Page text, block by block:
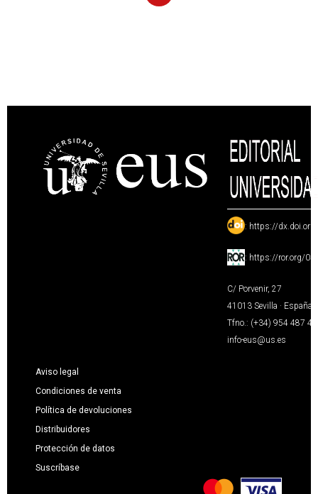
: https://
: https://ror.org/
C/ Porvenir, 27
41013 Sevilla · España
Tfno.: (+34) 954 487
info-eus@us.es
Aviso legal
Condiciones de venta
Política de devoluciones
Distribuidores
Protección de datos
Suscríbase